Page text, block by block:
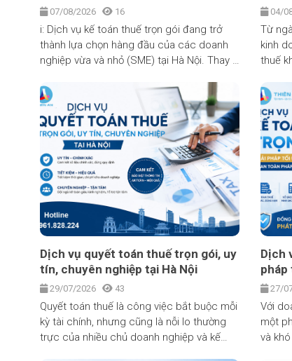
nghiệp SME
07/08/2026 16
i: Dịch vụ kế toán thuế trọn gói đang trở
thành lựa chọn hàng đầu của các doanh
nghiệp vừa và nhỏ (SME) tại Hà Nội. Thay vì
toán cồng kềnh, tốn kém, doanh nghiệp có
thể giao toàn bộ công việc sổ sách, kê
khai và quyết toán thuế cho một đơn vị
chuyên nghiệp. Trong bài viết dưới đây, Kế
Toán Thuế Thiên An sẽ giúp bạn hiểu rõ
dịch vụ kế toán thuế trọn gói là gì, lợi ích
mang lại, quy trình triển khai và tiêu chí lựa
chọn đơn vị cung cấp uy tín.
04/
Từ
kinh
thuế
mức
hộ
tự
Dịch vụ quyết toán thuế trọn gói, uy
tín, chuyên nghiệp tại Hà Nội
29/07/2026 43
Quyết toán thuế là công việc bắt buộc mỗi
kỳ tài chính, nhưng cũng là nỗi lo thường
trực của nhiều chủ doanh nghiệp và kế
Dịch
pháp
lý27/
Với
một
và